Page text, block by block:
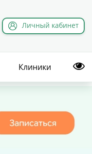
Личный кабинет
Клиники